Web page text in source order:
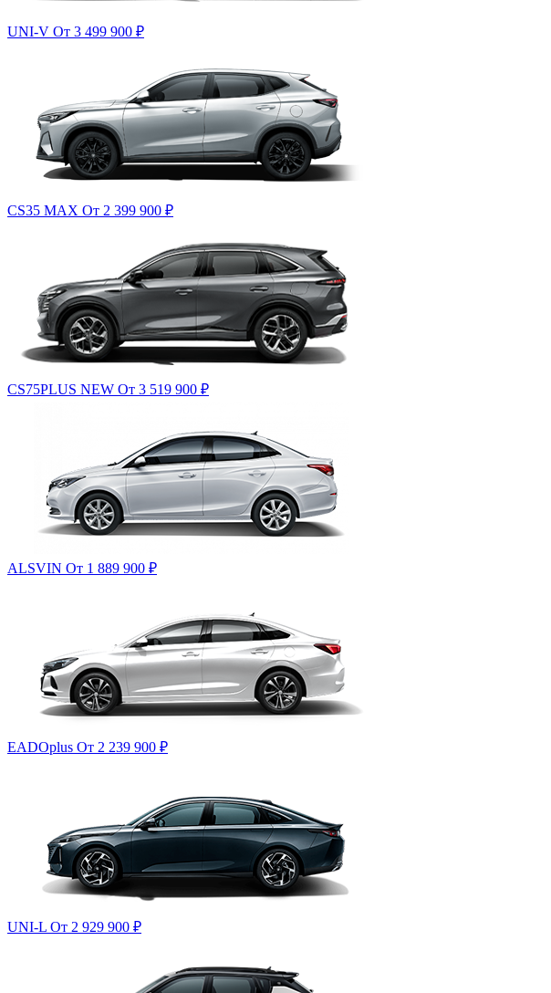
UNI-V От 3 499 900 ₽
CS35 MAX От 2 399 900 ₽
CS75PLUS NEW От 3 519 900 ₽
ALSVIN От 1 889 900 ₽
EADOplus От 2 239 900 ₽
UNI-L От 2 929 900 ₽